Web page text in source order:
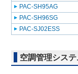
PAC-SH95AG
PAC-SH96SG
PAC-SJ02ESS
空調管理シス